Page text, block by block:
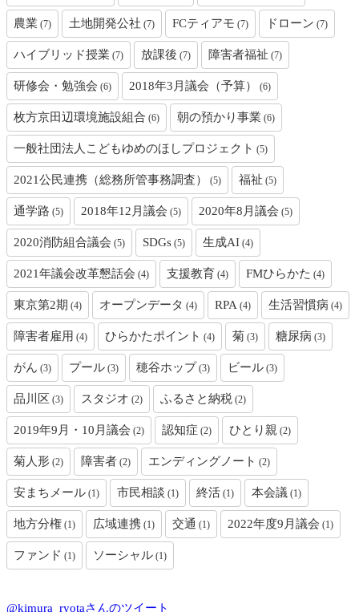
農業 (7) 土地開発公社 (7) FCティアモ (7) ドローン (7)
ハイブリッド授業 (7) 放課後 (7) 障害者福祉 (7)
研修会・勉強会 (6) 2018年3月議会（予算） (6)
枚方京田辺環境施設組合 (6) 朝の預かり事業 (6)
一般社団法人こどもゆめのほしプロジェクト (5)
2021公民連携（総務所管事務調査） (5) 福祉 (5)
通学路 (5) 2018年12月議会 (5) 2020年8月議会 (5)
2020消防組合議会 (5) SDGs (5) 生成AI (4)
2021年議会改革懇話会 (4) 支援教育 (4) FMひらかた (4)
東京第2期 (4) オープンデータ (4) RPA (4) 生活習慣病 (4)
障害者雇用 (4) ひらかたポイント (4) 菊 (3) 糖尿病 (3)
がん (3) プール (3) 穂谷ホップ (3) ビール (3)
品川区 (3) スタジオ (2) ふるさと納税 (2)
2019年9月・10月議会 (2) 認知症 (2) ひとり親 (2)
菊人形 (2) 障害者 (2) エンディングノート (2)
安まちメール (1) 市民相談 (1) 終活 (1) 本会議 (1)
地方分権 (1) 広域連携 (1) 交通 (1) 2022年度9月議会 (1)
ファンド (1) ソーシャル (1)
@kimura_ryotaさんのツイート